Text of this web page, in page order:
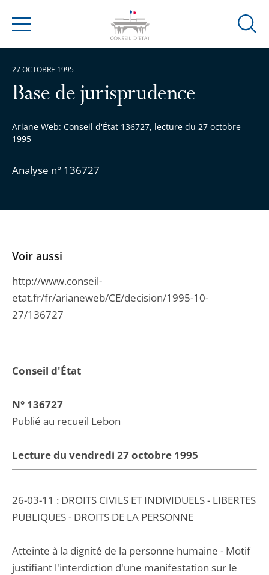
Menu
Ouvrir
Base de jurisprudence
Ariane Web: Conseil d'État 136727, lecture du 27 octobre
1995
Analyse n° 136727
27 OCTOBRE 1995
Conseil d'État
N° 136727
Publié au recueil Lebon
Lecture du vendredi 27 octobre 1995
26-03-11 : DROITS CIVILS ET INDIVIDUELS - LIBERTES
PUBLIQUES - DROITS DE LA PERSONNE
Atteinte à la dignité de la personne humaine - Motif
justifiant l'interdiction d'une manifestation sur le
Voir aussi
http://www.conseil-
etat.fr/fr/arianeweb/CE/decision/1995-10-
27/136727